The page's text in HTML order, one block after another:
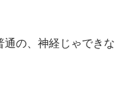
の、神経じゃできな